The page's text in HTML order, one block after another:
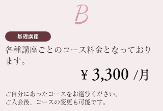
B
基礎講座
¥ 3,300 /月
各種講座ごとのコース料金となっており
ます。
ご自分にあったコースをお選びください。
​ご入会後、コースの変更も可能です。